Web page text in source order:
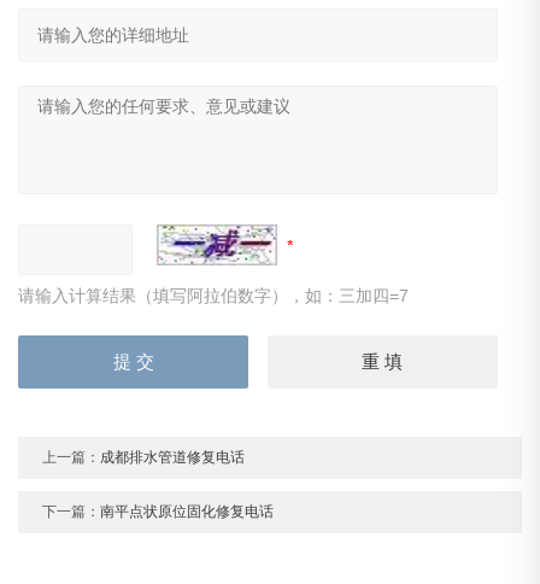
请输入计算结果（填写阿拉伯数字），如：三加四=7
上一篇： 成都排水管道修复电话
下一篇：南平点状原位固化修复电话